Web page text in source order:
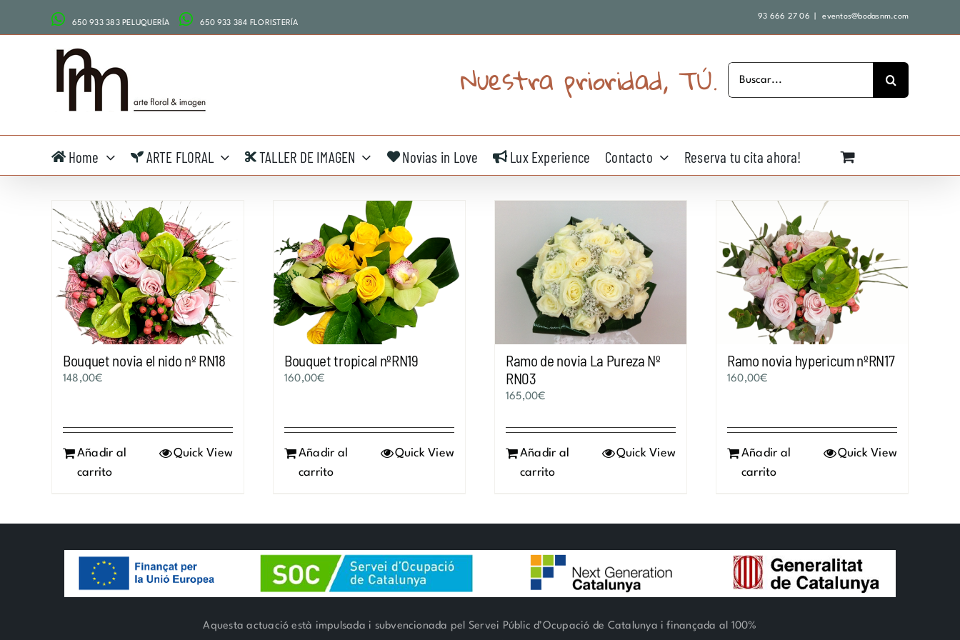
650 933 383 PELUQUERÍA 650 933 384 FLORISTERÍA
93 666 27 06 eventos@bodasnm.com
Nuestra prioridad, TÚ.
Home ARTE FLORAL TALLER DE IMAGEN Novias in Love Lux Experience Contacto Reserva tu cita ahora!
Bouquet novia el nido nº RN18
148,00€
Añadir al
carrito
Quick View
Bouquet tropical nºRN19
160,00€
Añadir al
carrito
Quick View
Ramo de novia La Pureza Nº
RN03
165,00€
Añadir al
carrito
Quick View
Ramo novia hypericum nºRN17
160,00€
Añadir al
carrito
Quick View
Aquesta actuació està impulsada i subvencionada pel Servei Públic d’Ocupació de Catalunya i finançada al 100%